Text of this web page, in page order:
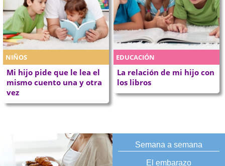
NIÑOS
Mi hijo pide que le lea el
mismo cuento una y otra
vez
EDUCACIÓN
La relación de mi hijo con
los libros
Semana a semana
El embarazo